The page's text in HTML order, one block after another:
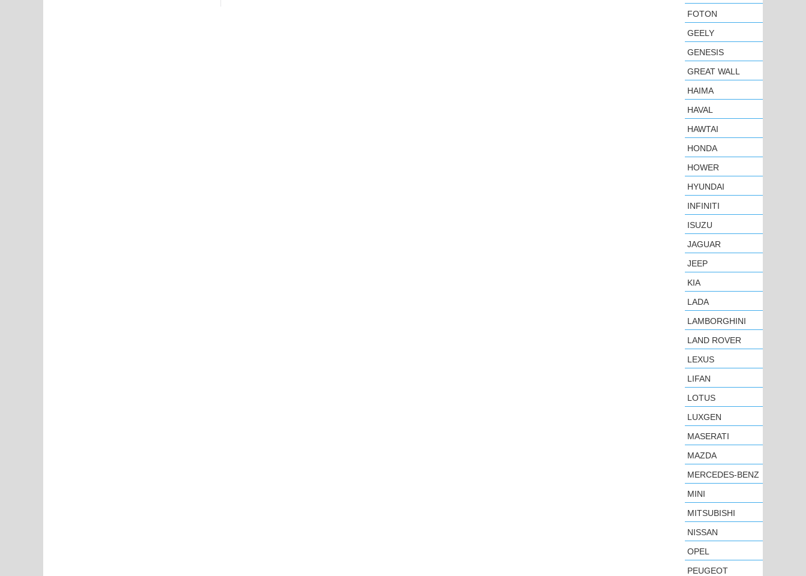
FOTON
GEELY
GENESIS
GREAT WALL
HAIMA
HAVAL
HAWTAI
HONDA
HOWER
HYUNDAI
INFINITI
ISUZU
JAGUAR
JEEP
KIA
LADA
LAMBORGHINI
LAND ROVER
LEXUS
LIFAN
LOTUS
LUXGEN
MASERATI
MAZDA
MERCEDES-BENZ
MINI
MITSUBISHI
NISSAN
OPEL
PEUGEOT